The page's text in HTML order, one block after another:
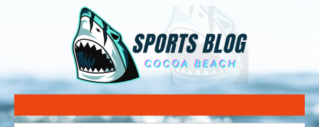
Sports Blog
Cocoa Beach